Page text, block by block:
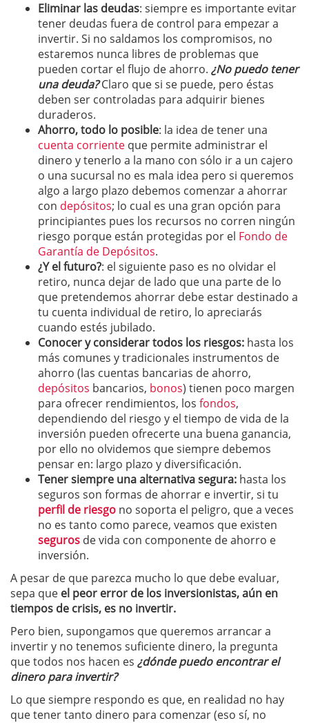
Eliminar las deudas: siempre es importante evitar
tener deudas fuera de control para empezar a
invertir. Si no saldamos los compromisos, no
estaremos nunca libres de problemas que
pueden cortar el flujo de ahorro. ¿No puedo tener
una deuda?Claro que si se puede, pero éstas
deben ser controladas para adquirir bienes
duraderos.
Ahorro, todo lo posible: la idea de tener una
cuenta corriente que permite administrar el
dinero y tenerlo a la mano con sólo ir a un cajero
o una sucursal no es mala idea pero si queremos
algo a largo plazo debemos comenzar a ahorrar
con depósitos; lo cual es una gran opción para
principiantes pues los recursos no corren ningún
riesgo porque están protegidas por el Fondo de
Garantía de Depósitos.
¿Y el futuro?: el siguiente paso es no olvidar el
retiro, nunca dejar de lado que una parte de lo
que pretendemos ahorrar debe estar destinado a
tu cuenta individual de retiro, lo apreciarás
cuando estés jubilado.
Conocer y considerar todos los riesgos: hasta los
más comunes y tradicionales instrumentos de
ahorro (las cuentas bancarias de ahorro,
depósitos bancarios, bonos) tienen poco margen
para ofrecer rendimientos, los fondos,
dependiendo del riesgo y el tiempo de vida de la
inversión pueden ofrecerte una buena ganancia,
por ello no olvidemos que siempre debemos
pensar en: largo plazo y diversificación.
Tener siempre una alternativa segura: hasta los
seguros son formas de ahorrar e invertir, si tu
perfil de riesgo no soporta el peligro, que a veces
no es tanto como parece, veamos que existen
seguros de vida con componente de ahorro e
inversión.
A pesar de que parezca mucho lo que debe evaluar,
sepa que el peor error de los inversionistas, aún en
tiempos de crisis, es no invertir.
Pero bien, supongamos que queremos arrancar a
invertir y no tenemos suficiente dinero, la pregunta
que todos nos hacen es ¿dónde puedo encontrar el
dinero para invertir?
Lo que siempre respondo es que, en realidad no hay
que tener tanto dinero para comenzar (eso sí, no